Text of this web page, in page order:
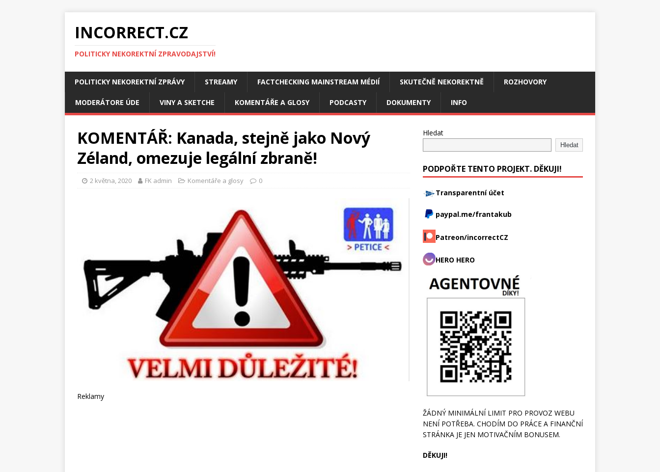
INCORRECT.CZ
POLITICKY NEKOREKTNÍ ZPRAVODAJSTVÍ!
POLITICKY NEKOREKTNÍ ZPRÁVY STREAMY FACTCHECKING MAINSTREAM MÉDIÍ SKUTEČNĚ NEKOREKTNĚ ROZHOVORY
MODERÁTORE ÚDE VINY A SKETCHE KOMENTÁŘE A GLOSY PODCASTY DOKUMENTY INFO
KOMENTÁŘ: Kanada, stejně jako Nový
Zéland, omezuje legální zbraně!
2 května, 2020 FK admin Komentáře a glosy 0
Reklamy
Hledat
Hledat
PODPOŘTE TENTO PROJEKT. DĚKUJI!
Transparentní účet
paypal.me/frantakub
Patreon/incorrectCZ
HERO HERO
ŽÁDNÝ MINIMÁLNÍ LIMIT PRO PROVOZ WEBU
NENÍ POTŘEBA. CHODÍM DO PRÁCE A FINANČNÍ
STRÁNKA JE JEN MOTIVAČNÍM BONUSEM.
DĚKUJI!